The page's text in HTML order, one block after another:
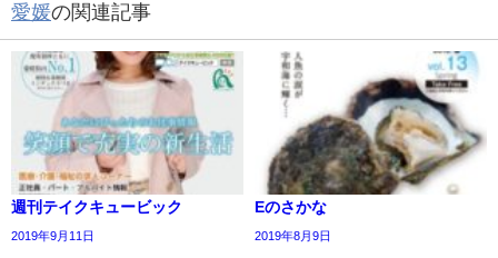
愛媛の関連記事
週刊テイクキュービック
2019年9月11日
Eのさかな
2019年8月9日